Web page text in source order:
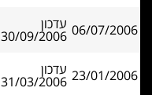
06/07/2006 עדכון
30/09/2006
23/01/2006 עדכון
31/03/2006